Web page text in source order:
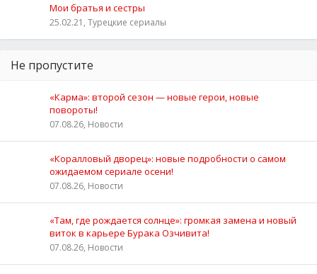
Мои братья и сестры
25.02.21, Турецкие сериалы
Не пропустите
«Карма»: второй сезон — новые герои, новые
повороты!
07.08.26, Новости
«Коралловый дворец»: новые подробности о самом
ожидаемом сериале осени!
07.08.26, Новости
«Там, где рождается солнце»: громкая замена и новый
виток в карьере Бурака Озчивита!
07.08.26, Новости